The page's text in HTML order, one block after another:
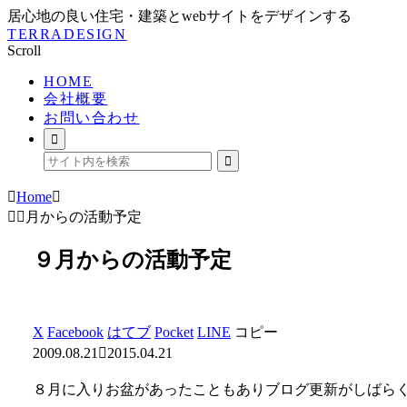
居心地の良い住宅・建築とwebサイトをデザインする
TERRADESIGN
Scroll
HOME
会社概要
お問い合わせ
Home
９月からの活動予定
９月からの活動予定
X Facebook はてブ Pocket LINE コピー
2009.08.21
2015.04.21
８月に入りお盆があったこともありブログ更新がしばら